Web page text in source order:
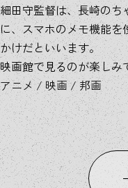
細田守監督は、長崎の
に、スマホのメモ機能
かけだといいます。
映画館で見るのが楽しみ
アニメ/映画/邦画